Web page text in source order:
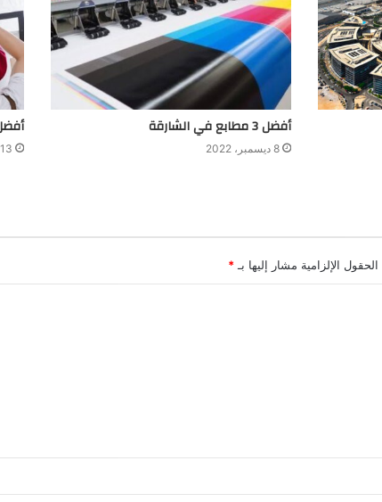
أفضل 3 مطابع في الشارقة
8 ديسمبر، 2022
أفضل 6 أماكن تصليح
13 أغسطس، 2022
الحقول الإلزامية مشار إليها بـ *